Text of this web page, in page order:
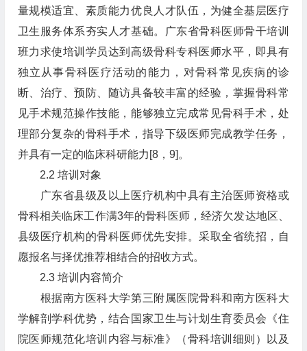
量规模适宜、素质能力优良人才队伍，为健全基层医疗
卫生服务体系夯实人才基础。广东省骨科医师骨干培训
班力求使培训学员达到高级骨科专科医师水平，即具有
独立从事骨科医疗活动的能力，对骨科常见疾病的诊
断、治疗、预防、随访具备较丰富的经验，掌握骨科常
见手术规范操作技能，能够独立完成常见骨科手术，处
理部分复杂的骨科手术，指导下级医师完成教学任务，
并具有一定的临床科研能力[8，9]。
2.2 培训对象
广东省县级及以上医疗机构中具有主治医师资格或
骨科相关临床工作满3年的骨科医师，经济欠发达地区、
县级医疗机构的骨科医师优先安排。采取全省统招，自
愿报名与择优推荐相结合的招收方式。
2.3 培训内容简介
根据南方医科大学第三附属医院骨科和南方医科大
学解剖学科优势，结合国家卫生与计划生育委员会《住
院医师规范化培训内容与标准》（骨科培训细则）以及